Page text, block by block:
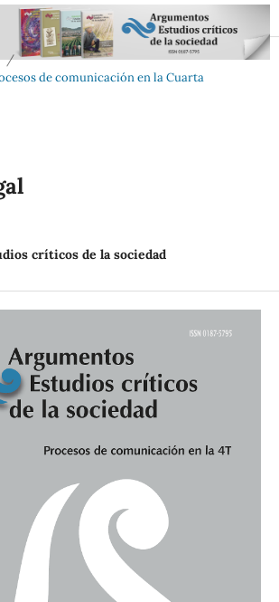
/
de comunicación en la Cuarta
críticos de la sociedad